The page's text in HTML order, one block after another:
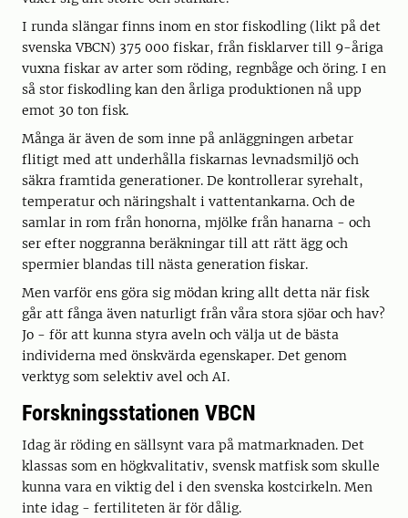
I runda slängar finns inom en stor fiskodling (likt på det
svenska VBCN) 375 000 fiskar, från fisklarver till 9-åriga
vuxna fiskar av arter som röding, regnbåge och öring. I en
så stor fiskodling kan den årliga produktionen nå upp
emot 30 ton fisk.
Många är även de som inne på anläggningen arbetar
flitigt med att underhålla fiskarnas levnadsmiljö och
säkra framtida generationer. De kontrollerar syrehalt,
temperatur och näringshalt i vattentankarna. Och de
samlar in rom från honorna, mjölke från hanarna - och
ser efter noggranna beräkningar till att rätt ägg och
spermier blandas till nästa generation fiskar.
Men varför ens göra sig mödan kring allt detta när fisk
går att fånga även naturligt från våra stora sjöar och hav?
Jo - för att kunna styra aveln och välja ut de bästa
individerna med önskvärda egenskaper. Det genom
verktyg som selektiv avel och AI.
Forskningsstationen VBCN
Idag är röding en sällsynt vara på matmarknaden. Det
klassas som en högkvalitativ, svensk matfisk som skulle
kunna vara en viktig del i den svenska kostcirkeln. Men
inte idag - fertiliteten är för dålig.